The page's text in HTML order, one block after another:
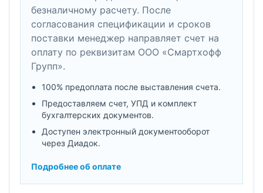
безналичному расчету. После
согласования спецификации и сроков
поставки менеджер направляет счет на
оплату по реквизитам ООО «Смартхофф
Групп».
100% предоплата после выставления счета.
Предоставляем счет, УПД и комплект
бухгалтерских документов.
Доступен электронный документооборот
через Диадок.
Подробнее об оплате